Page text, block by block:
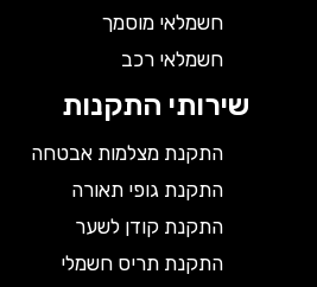
חשמלאי מוסמך
חשמלאי רכב
שירותי התקנות
התקנת מצלמות אבטחה
התקנת גופי תאורה
התקנת קודן לשער
התקנת תריס חשמלי